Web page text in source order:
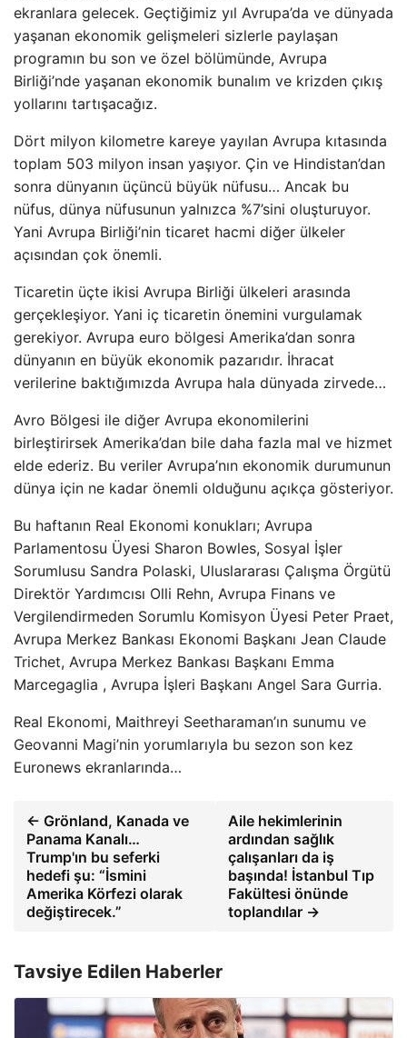
ekranlara gelecek. Geçtiğimiz yıl Avrupa’da ve dünyada
yaşanan ekonomik gelişmeleri sizlerle paylaşan
programın bu son ve özel bölümünde, Avrupa
Birliği’nde yaşanan ekonomik bunalım ve krizden çıkış
yollarını tartışacağız.
Dört milyon kilometre kareye yayılan Avrupa kıtasında
toplam 503 milyon insan yaşıyor. Çin ve Hindistan’dan
sonra dünyanın üçüncü büyük nüfusu… Ancak bu
nüfus, dünya nüfusunun yalnızca %7’sini oluşturuyor.
Yani Avrupa Birliği’nin ticaret hacmi diğer ülkeler
açısından çok önemli.
Ticaretin üçte ikisi Avrupa Birliği ülkeleri arasında
gerçekleşiyor. Yani iç ticaretin önemini vurgulamak
gerekiyor. Avrupa euro bölgesi Amerika’dan sonra
dünyanın en büyük ekonomik pazarıdır. İhracat
verilerine baktığımızda Avrupa hala dünyada zirvede…
Avro Bölgesi ile diğer Avrupa ekonomilerini
birleştirirsek Amerika’dan bile daha fazla mal ve hizmet
elde ederiz. Bu veriler Avrupa’nın ekonomik durumunun
dünya için ne kadar önemli olduğunu açıkça gösteriyor.
Bu haftanın Real Ekonomi konukları; Avrupa
Parlamentosu Üyesi Sharon Bowles, Sosyal İşler
Sorumlusu Sandra Polaski, Uluslararası Çalışma Örgütü
Direktör Yardımcısı Olli Rehn, Avrupa Finans ve
Vergilendirmeden Sorumlu Komisyon Üyesi Peter Praet,
Avrupa Merkez Bankası Ekonomi Başkanı Jean Claude
Trichet, Avrupa Merkez Bankası Başkanı Emma
Marcegaglia , Avrupa İşleri Başkanı Angel Sara Gurria.
Real Ekonomi, Maithreyi Seetharaman’ın sunumu ve
Geovanni Magi’nin yorumlarıyla bu sezon son kez
Euronews ekranlarında…
← Grönland, Kanada ve
Panama Kanalı…
Trump'ın bu seferki
hedefi şu: “İsmini
Amerika Körfezi olarak
değiştirecek.”
Aile hekimlerinin
ardından sağlık
çalışanları da iş
başında! İstanbul Tıp
Fakültesi önünde
toplandılar →
Tavsiye Edilen Haberler